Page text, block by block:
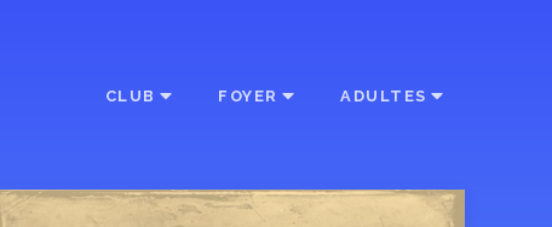
CLUB FOYER ADULTES